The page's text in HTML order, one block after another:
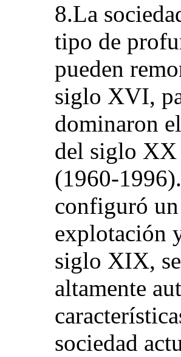
8.La
tipo de
pueden
siglo XVI,
dominaron
del siglo
(1960-
configuró
explotación
siglo XIX,
altamente
sociedad